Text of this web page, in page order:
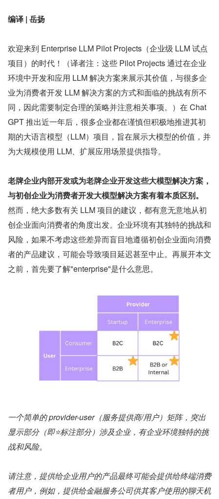
编译 | 岳扬
欢迎来到 Enterprise LLM Pilot Projects（企业级 LLM 试点
项目）的时代！（译者注：这些 Pilot Projects 通过在企业
环境中开发和应用 LLM 解决方案来展示其价值，与很多企
业为消费者开发 LLM 解决方案的方式和面临的挑战有所不
同，因此需要制定合理的策略并注意相关事项。）在 Chat
GPT 推出近一年后，很多企业都在谨慎但积极地推进其初
期的大语言模型（LLM）项目，旨在展示大模型的价值，并
为大规模使用 LLM、扩展应用场景提供指导。
老牌企业内部开发或为老牌企业开发这些大模型解决方案，
与初创企业为消费者开发大模型解决方案有着本质区别。
然而，绝大多数有关 LLM 项目的建议，都有意无意地从初
创企业面向消费者的角度出发。企业环境有其独特的挑战和
风险，如果不考虑这些差异而盲目地遵循初创企业面向消费
者的产品建议，可能会导致项目延迟甚至中止。再展开本文
之前，首先要了解"enterprise"是什么意思。
一个简单的 provider-user（服务提供商/用户）矩阵，突出
显示部分（即⭐标注部分）涉及企业，有企业环境独特的挑
战和风险。
请注意，提供给企业用户的产品最终可能会提供给终端消费
者用户，例如，提供给金融服务公司供其客户使用的聊天机